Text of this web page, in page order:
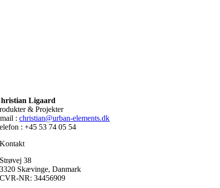
Ligaard
& Projekter
:christian@urban-elements.dk
: +45 53 74 05 54
Kontakt
Strøvej 38
3320 Skævinge, Danmark
CVR-NR: 34456909